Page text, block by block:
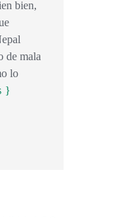
bien,
de mala
lo